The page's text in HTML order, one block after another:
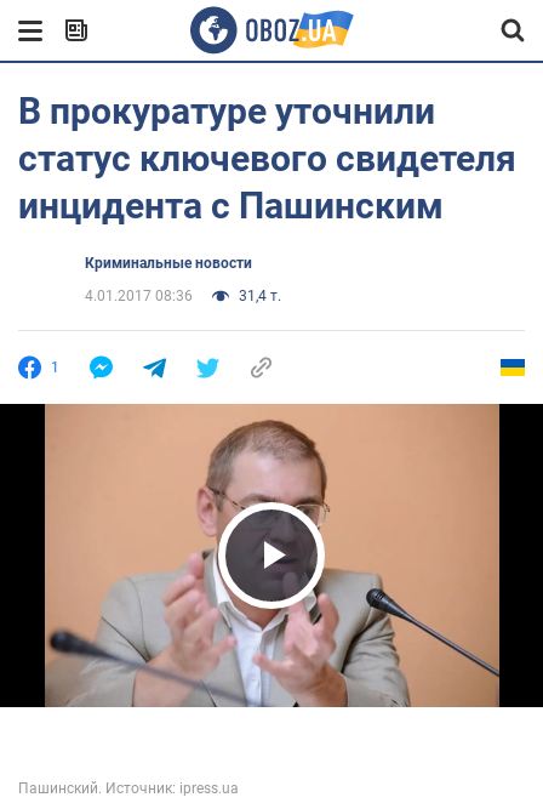
В прокуратуре уточнили
статус ключевого свидетеля
инцидента с Пашинским
Криминальные новости
4.01.2017 08:36
31,4 т.
1
Play Video